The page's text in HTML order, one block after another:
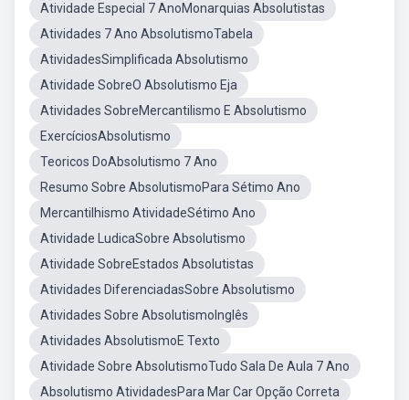
Atividade Especial 7 AnoMonarquias Absolutistas
Atividades 7 Ano AbsolutismoTabela
AtividadesSimplificada Absolutismo
Atividade SobreO Absolutismo Eja
Atividades SobreMercantilismo E Absolutismo
ExercíciosAbsolutismo
Teoricos DoAbsolutismo 7 Ano
Resumo Sobre AbsolutismoPara Sétimo Ano
Mercantilhismo AtividadeSétimo Ano
Atividade LudicaSobre Absolutismo
Atividade SobreEstados Absolutistas
Atividades DiferenciadasSobre Absolutismo
Atividades Sobre AbsolutismoInglês
Atividades AbsolutismoE Texto
Atividade Sobre AbsolutismoTudo Sala De Aula 7 Ano
Absolutismo AtividadesPara Mar Car Opção Correta